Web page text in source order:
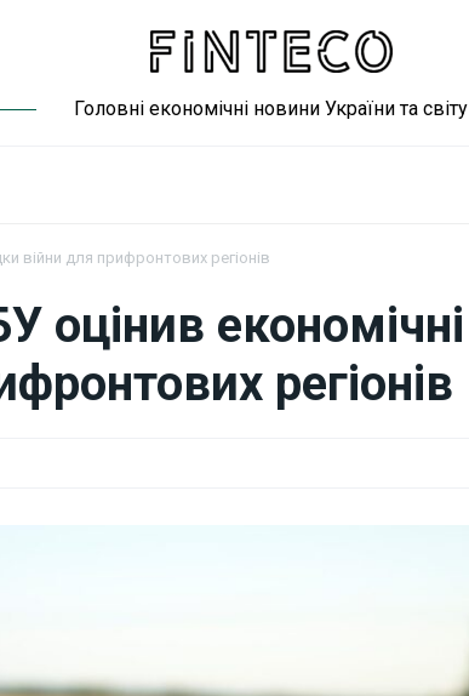
Головні економічні новини України та світу
війни для прифронтових регіонів
оцінив економічні
регіонів